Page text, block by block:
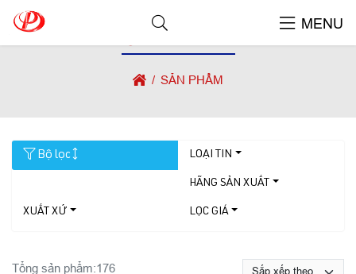
MENU
SẢN PHẨM
SẢN PHẨM
Bộ lọc LOẠI TIN
HÃNG SẢN XUẤT
XUẤT XỨ LỌC GIÁ
Tổng sản phẩm:176